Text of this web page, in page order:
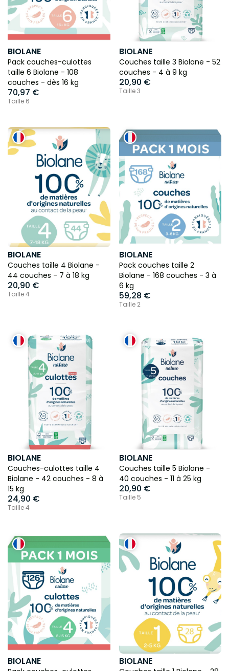
BIOLANE
Pack couches-culottes
taille 6 Biolane - 108
couches - dès 16 kg
70,97 €
Taille 6
BIOLANE
Couches taille 3 Biolane - 52
couches - 4 à 9 kg
20,90 €
Taille 3
BIOLANE
Couches taille 4 Biolane -
44 couches - 7 à 18 kg
20,90 €
Taille 4
BIOLANE
Pack couches taille 2
Biolane - 168 couches - 3 à
6 kg
59,28 €
Taille 2
BIOLANE
Couches-culottes taille 4
Biolane - 42 couches - 8 à
15 kg
24,90 €
Taille 4
BIOLANE
Couches taille 5 Biolane -
40 couches - 11 à 25 kg
20,90 €
Taille 5
BIOLANE BIOLANE